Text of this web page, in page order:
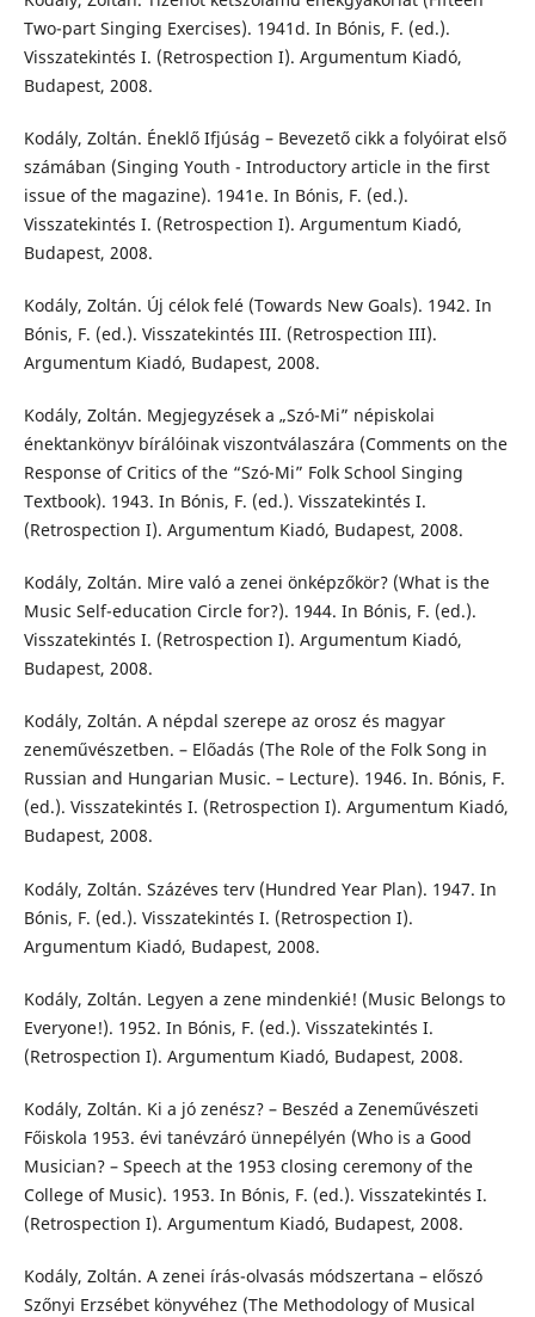
Two-part Singing Exercises). 1941d. In Bónis, F. (ed.).
Visszatekintés I. (Retrospection I). Argumentum Kiadó,
Budapest, 2008.
Kodály, Zoltán. Éneklő Ifjúság – Bevezető cikk a folyóirat első
számában (Singing Youth - Introductory article in the first
issue of the magazine). 1941e. In Bónis, F. (ed.).
Visszatekintés I. (Retrospection I). Argumentum Kiadó,
Budapest, 2008.
Kodály, Zoltán. Új célok felé (Towards New Goals). 1942. In
Bónis, F. (ed.). Visszatekintés III. (Retrospection III).
Argumentum Kiadó, Budapest, 2008.
Kodály, Zoltán. Megjegyzések a „Szó-Mi” népiskolai
énektankönyv bírálóinak viszontválaszára (Comments on the
Response of Critics of the “Szó-Mi” Folk School Singing
Textbook). 1943. In Bónis, F. (ed.). Visszatekintés I.
(Retrospection I). Argumentum Kiadó, Budapest, 2008.
Kodály, Zoltán. Mire való a zenei önképzőkör? (What is the
Music Self-education Circle for?). 1944. In Bónis, F. (ed.).
Visszatekintés I. (Retrospection I). Argumentum Kiadó,
Budapest, 2008.
Kodály, Zoltán. A népdal szerepe az orosz és magyar
zeneművészetben. – Előadás (The Role of the Folk Song in
Russian and Hungarian Music. – Lecture). 1946. In. Bónis, F.
(ed.). Visszatekintés I. (Retrospection I). Argumentum Kiadó,
Budapest, 2008.
Kodály, Zoltán. Százéves terv (Hundred Year Plan). 1947. In
Bónis, F. (ed.). Visszatekintés I. (Retrospection I).
Argumentum Kiadó, Budapest, 2008.
Kodály, Zoltán. Legyen a zene mindenkié! (Music Belongs to
Everyone!). 1952. In Bónis, F. (ed.). Visszatekintés I.
(Retrospection I). Argumentum Kiadó, Budapest, 2008.
Kodály, Zoltán. Ki a jó zenész? – Beszéd a Zeneművészeti
Főiskola 1953. évi tanévzáró ünnepélyén (Who is a Good
Musician? – Speech at the 1953 closing ceremony of the
College of Music). 1953. In Bónis, F. (ed.). Visszatekintés I.
(Retrospection I). Argumentum Kiadó, Budapest, 2008.
Kodály, Zoltán. A zenei írás-olvasás módszertana – előszó
Szőnyi Erzsébet könyvéhez (The Methodology of Musical